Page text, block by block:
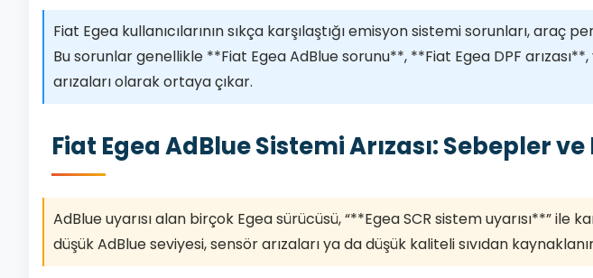
Fiat Egea kullanıcılarının sıkça karşılaştığı emisyon sistemi sorunları, araç
Bu sorunlar genellikle **Fiat Egea AdBlue sorunu**, **Fiat Egea DPF
arızaları olarak ortaya çıkar.
Fiat Egea AdBlue Sistemi Arızası: Sebepler
AdBlue uyarısı alan birçok Egea sürücüsü, “**Egea SCR sistem uyarısı**” ile
düşük AdBlue seviyesi, sensör arızaları ya da düşük kaliteli sıvıdan